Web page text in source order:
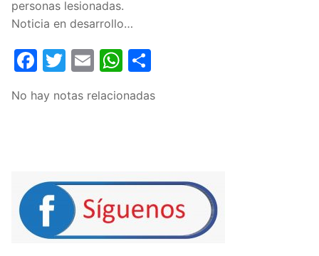
personas lesionadas.
Noticia en desarrollo…
Facebook
Twitter
EmailWhatsApp
No hay notas relacionadas